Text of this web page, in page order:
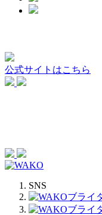
公式サイトはこちら
SNS